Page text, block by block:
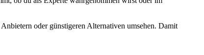
oder günstigeren Alternativen umsehen. Damit